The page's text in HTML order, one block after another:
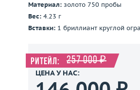
Материал: золото 750 пробы
Вес: 4.23 г
Вставки: 1 бриллиант круглой
Ритейл: 257 000 ₽
ЦЕНА У НАС: